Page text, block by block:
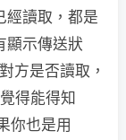
經讀取，都是
顯示傳送狀
方是否讀取，
得能得知
你也是用